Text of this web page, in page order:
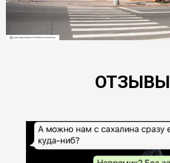
ОТЗЫВЫ